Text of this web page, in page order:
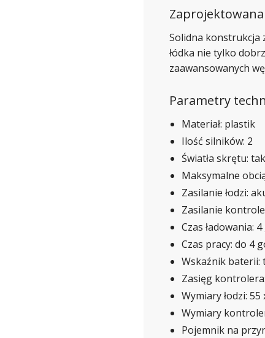
Solidna konstrukcja
łódka nie tylko
zaawansowanych
Parametry
Materiał: plastik
Ilość silników: 2
Światła skrętu: tak
Maksymalne
Zasilanie łodzi:
Zasilanie
Czas ładowania:
Czas pracy: do 4
Wskaźnik baterii:
Zasięg
Wymiary łodzi: 55
Wymiary
Pojemnik na